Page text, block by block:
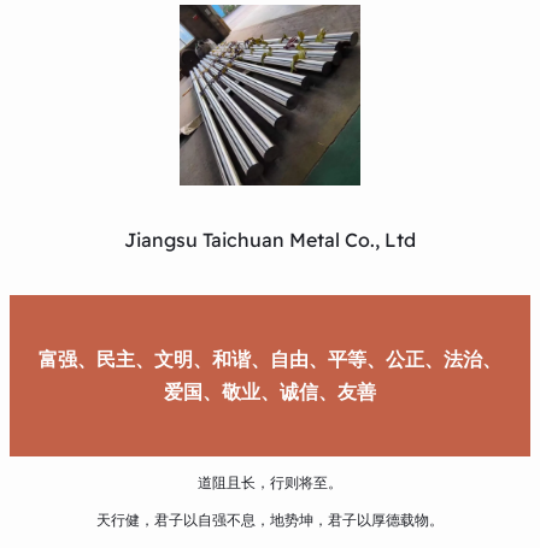
Jiangsu Taichuan Metal Co., Ltd
富强、民主、文明、和谐、自由、平等、公正、法治、
爱国、敬业、诚信、友善
道阻且长，行则将至。
天行健，君子以自强不息，地势坤，君子以厚德载物。